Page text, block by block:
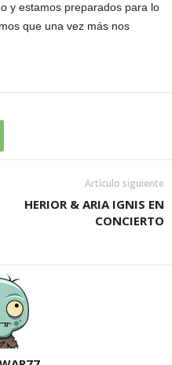
y estamos preparados para lo
que una vez más nos
Artículo siguiente
HERIOR & ARIA IGNIS EN
CONCIERTO